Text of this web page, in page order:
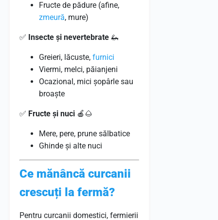
Fructe de pădure (afine,
zmeură, mure)
✅ Insecte și nevertebrate 🦗
Greieri, lăcuste, furnici
Viermi, melci, păianjeni
Ocazional, mici șopârle sau
broaște
✅ Fructe și nuci 🍎🌰
Mere, pere, prune sălbatice
Ghinde și alte nuci
Ce mănâncă curcanii
crescuți la fermă?
Pentru curcanii domestici, fermierii